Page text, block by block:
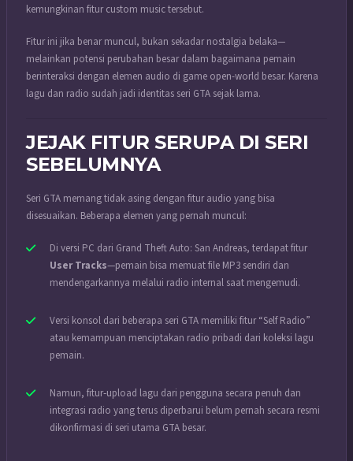
kemungkinan fitur custom music tersebut.
Fitur ini jika benar muncul, bukan sekadar nostalgia belaka—
melainkan potensi perubahan besar dalam bagaimana pemain
berinteraksi dengan elemen audio di game open-world besar. Karena
lagu dan radio sudah jadi identitas seri GTA sejak lama.
JEJAK FITUR SERUPA DI SERI
SEBELUMNYA
Seri GTA memang tidak asing dengan fitur audio yang bisa
disesuaikan. Beberapa elemen yang pernah muncul:
Di versi PC dari Grand Theft Auto: San Andreas, terdapat fitur
User Tracks—pemain bisa memuat file MP3 sendiri dan
mendengarkannya melalui radio internal saat mengemudi.
Versi konsol dari beberapa seri GTA memiliki fitur “Self Radio”
atau kemampuan menciptakan radio pribadi dari koleksi lagu
pemain.
Namun, fitur‐upload lagu dari pengguna secara penuh dan
integrasi radio yang terus diperbarui belum pernah secara resmi
dikonfirmasi di seri utama GTA besar.